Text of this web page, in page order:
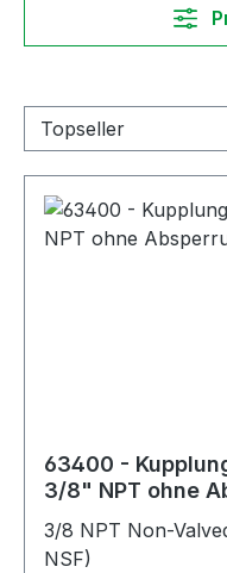
63400 -
3/8" NPT ohne
3/8 NPT Non-
NSF)